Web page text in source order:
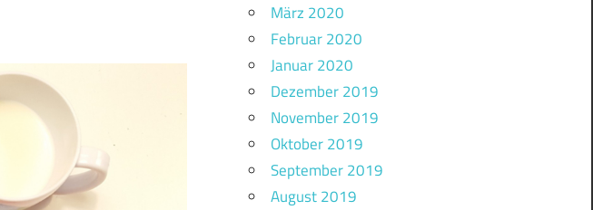
März 2020
Februar 2020
Januar 2020
Dezember 2019
November 2019
Oktober 2019
September 2019
August 2019